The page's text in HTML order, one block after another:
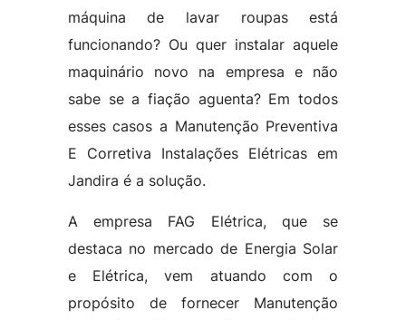
máquina de lavar roupas está
funcionando? Ou quer instalar aquele
maquinário novo na empresa e não
sabe se a fiação aguenta? Em todos
esses casos a Manutenção Preventiva
E Corretiva Instalações Elétricas em
Jandira é a solução.
A empresa FAG Elétrica, que se
destaca no mercado de Energia Solar
e Elétrica, vem atuando com o
propósito de fornecer Manutenção